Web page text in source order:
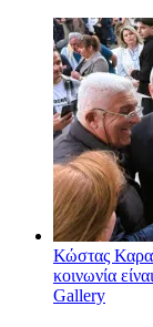
Κώστας
κοινωνία
Gallery